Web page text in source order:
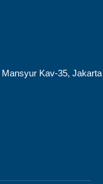
Kav-35, Jakarta